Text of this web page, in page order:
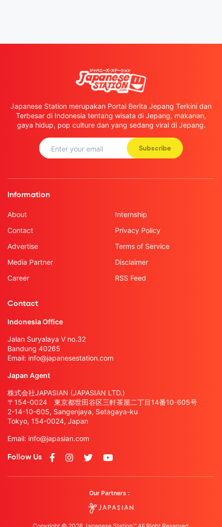
Japanese Station merupakan Portal Berita Jepang Terkini dan
Terbesar di Indonesia tentang wisata di Jepang, makanan,
gaya hidup, pop culture dan yang sedang viral di Jepang.
Subscribe
Information
About
Contact
Advertise
Media Partner
Career
Internship
Privacy Policy
Terms of Service
Disclaimer
RSS Feed
Contact
Indonesia Office
Jalan Suryalaya V no.32
Bandung 40265
Email: info@japanesestation.com
Japan Agent
株式会社JAPASIAN (JAPASIAN LTD.)
〒154-0024 東京都世田谷区三軒茶屋二丁目14番10-605号
2-14-10-605, Sangenjaya, Setagaya-ku
Tokyo, 154-0024, Japan
Email: info@japasian.com
Follow Us
Our Partners :